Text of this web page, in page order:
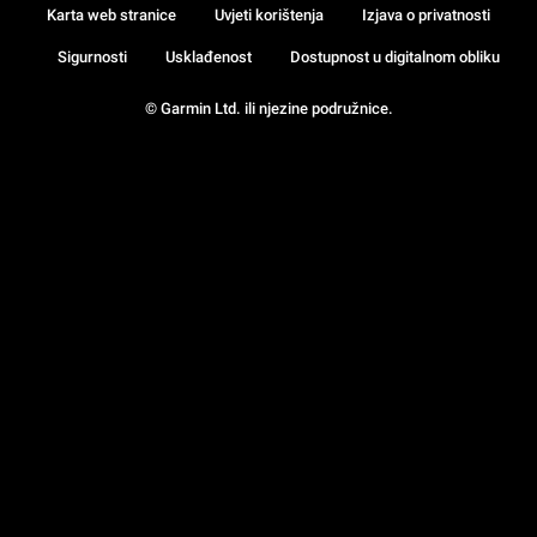
© Garmin Ltd. ili njezine podružnice.
Karta web stranice Uvjeti korištenja Izjava o privatnosti
Sigurnosti Usklađenost Dostupnost u digitalnom obliku